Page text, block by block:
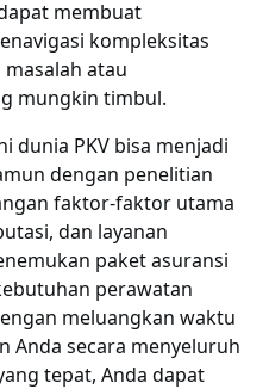
membuat
kompleksitas
atau
mungkin timbul.
dunia PKV bisa menjadi
dengan penelitian
faktor-faktor utama
dan layanan
paket asuransi
perawatan
meluangkan waktu
Anda secara menyeluruh
tepat, Anda dapat